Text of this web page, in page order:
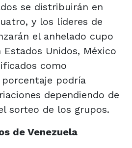
se distribuirán en
y los líderes de
el anhelado cupo
Unidos, México
como
podría
dependiendo de
sorteo de los grupos.
de Venezuela